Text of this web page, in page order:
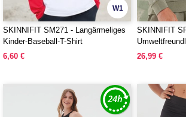
W1
SKINNIFIT SM271 - Langärmeliges
Kinder-Baseball-T-Shirt
6,60 €
SKINNIFIT
26,99 €